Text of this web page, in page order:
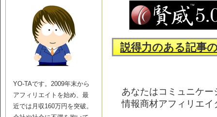
説得力のある記事
あなたはコミュニケー
情報商材アフィリエイ
YO-TAです。2009年末から
アフィリエイトを始め、最
近では月収160万円を突破。